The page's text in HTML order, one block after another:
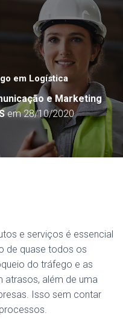
em Logística
e Marketing
em28/10/2020
e serviços é essencial
de quase todos os
do tráfego e as
atrasos, além de uma
Isso sem contar